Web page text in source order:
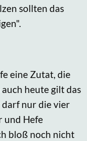
sollten das
eine Zutat, die
heute gilt das
darf nur die vier
und Hefe
bloß noch nicht